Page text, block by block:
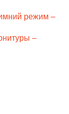
режим –
–